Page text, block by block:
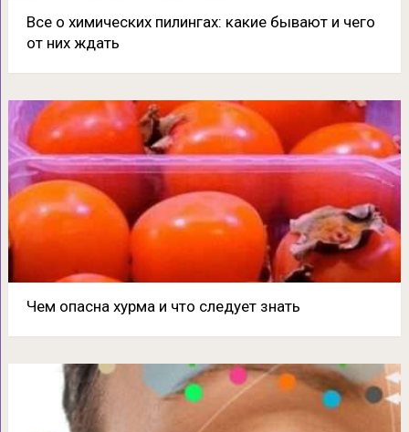
Все о химических пилингах: какие бывают и чего
от них ждать
Чем опасна хурма и что следует знать